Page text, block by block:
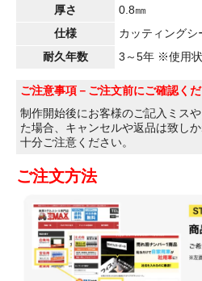
厚さ
0.8㎜
仕様
カッティングシ
耐久年数
3～5年 ※使用
ご注意事項 －ご注文前にご確認く
制作開始後にお客様のご記入ミス
た場合、キャンセルや返品は致し
十分ご注意ください。
ご注文方法